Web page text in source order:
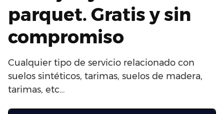
parquet. Gratis y sin
compromiso
Cualquier tipo de servicio relacionado con
suelos sintéticos, tarimas, suelos de madera,
tarimas, etc…